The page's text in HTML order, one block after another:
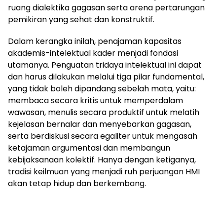
ruang dialektika gagasan serta arena pertarungan
pemikiran yang sehat dan konstruktif.
Dalam kerangka inilah, penajaman kapasitas
akademis-intelektual kader menjadi fondasi
utamanya. Penguatan tridaya intelektual ini dapat
dan harus dilakukan melalui tiga pilar fundamental,
yang tidak boleh dipandang sebelah mata, yaitu:
membaca secara kritis untuk memperdalam
wawasan, menulis secara produktif untuk melatih
kejelasan bernalar dan menyebarkan gagasan,
serta berdiskusi secara egaliter untuk mengasah
ketajaman argumentasi dan membangun
kebijaksanaan kolektif. Hanya dengan ketiganya,
tradisi keilmuan yang menjadi ruh perjuangan HMI
akan tetap hidup dan berkembang.